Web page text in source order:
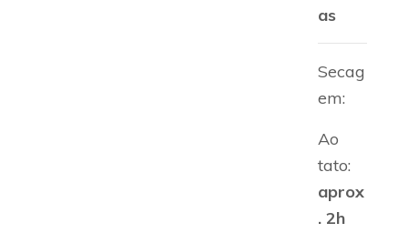
as
Secag
em:
Ao
tato:
aprox
. 2h